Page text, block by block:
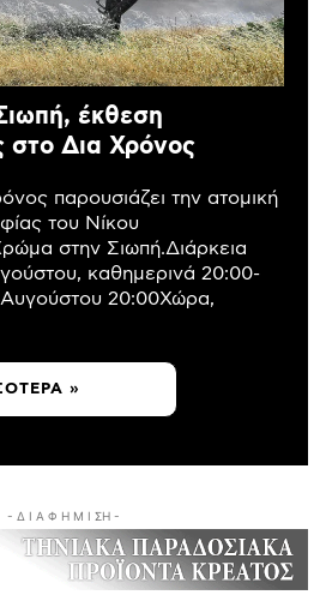
έκθεση
Δια Χρόνος
παρουσιάζει την ατομική
του Νίκου
στην Σιωπή.Διάρκεια
καθημερινά 20:00-
Αυγούστου 20:00Χώρα,
»
- Δ Ι Α Φ Η Μ Ι ΣΗ -